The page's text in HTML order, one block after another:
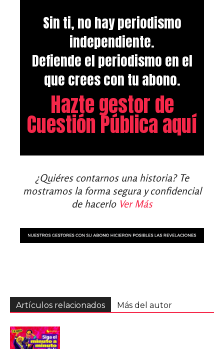
Sin ti, no hay periodismo
independiente.
Defiende el periodismo en el
que crees con tu abono.
Hazte gestor de
Cuestión Pública aquí
¿Quiéres contarnos una historia? Te
mostramos la forma segura y confidencial
de hacerlo Ver Más
Artículos relacionados Más del autor